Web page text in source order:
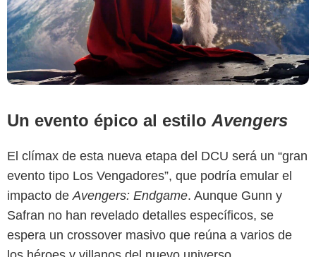
Un evento épico al estilo Avengers
El clímax de esta nueva etapa del DCU será un “gran
evento tipo Los Vengadores”, que podría emular el
impacto de Avengers: Endgame. Aunque Gunn y
Safran no han revelado detalles específicos, se
espera un crossover masivo que reúna a varios de